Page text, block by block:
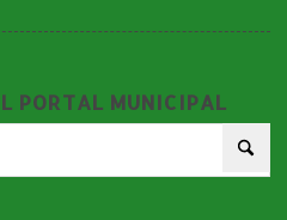
PORTAL MUNICIPAL